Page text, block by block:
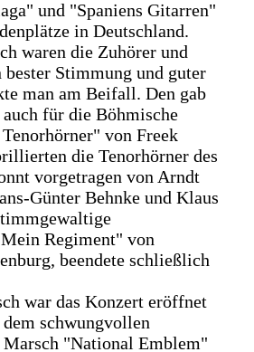
und "Spaniens Gitarren"
in Deutschland.
waren die Zuhörer und
Stimmung und guter
man am Beifall. Den gab
auch für die Böhmische
von Freek
die Tenorhörner des
vorgetragen von Arndt
Günter Behnke und Klaus
Regiment" von
beendete schließlich
war das Konzert eröffnet
schwungvollen
Marsch "National Emblem"